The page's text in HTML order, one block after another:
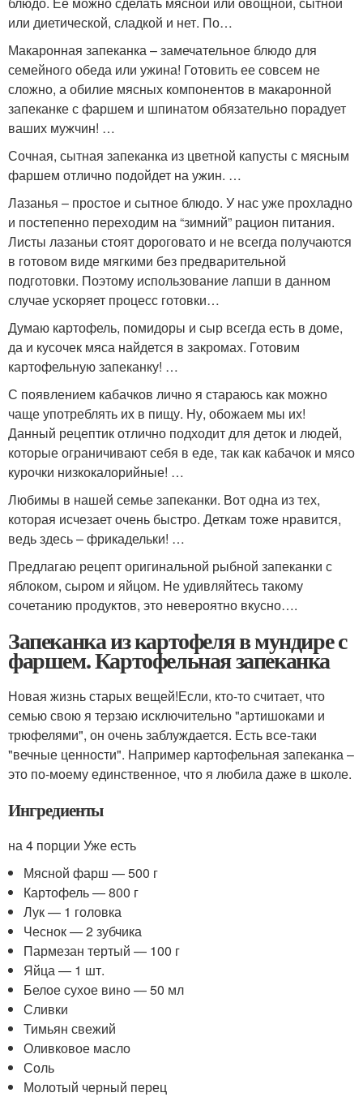
или диетической, сладкой и нет. По…
Макаронная запеканка – замечательное блюдо для
семейного обеда или ужина! Готовить ее совсем не
сложно, а обилие мясных компонентов в макаронной
запеканке с фаршем и шпинатом обязательно порадует
ваших мужчин! …
Сочная, сытная запеканка из цветной капусты с мясным
фаршем отлично подойдет на ужин. …
Лазанья – простое и сытное блюдо. У нас уже прохладно
и постепенно переходим на “зимний” рацион питания.
Листы лазаньи стоят дороговато и не всегда получаются
в готовом виде мягкими без предварительной
подготовки. Поэтому использование лапши в данном
случае ускоряет процесс готовки…
Думаю картофель, помидоры и сыр всегда есть в доме,
да и кусочек мяса найдется в закромах. Готовим
картофельную запеканку! …
С появлением кабачков лично я стараюсь как можно
чаще употреблять их в пищу. Ну, обожаем мы их!
Данный рецептик отлично подходит для деток и людей,
которые ограничивают себя в еде, так как кабачок и мясо
курочки низкокалорийные! …
Любимы в нашей семье запеканки. Вот одна из тех,
которая исчезает очень быстро. Деткам тоже нравится,
ведь здесь – фрикадельки! …
Предлагаю рецепт оригинальной рыбной запеканки с
яблоком, сыром и яйцом. Не удивляйтесь такому
сочетанию продуктов, это невероятно вкусно….
Запеканка из картофеля в мундире с
фаршем. Картофельная запеканка
Новая жизнь старых вещей!Если, кто-то считает, что
семью свою я терзаю исключительно "артишоками и
трюфелями", он очень заблуждается. Есть все-таки
"вечные ценности". Например картофельная запеканка –
это по-моему единственное, что я любила даже в школе.
Ингредиенты
на 4 порции Уже есть
Мясной фарш — 500 г
Картофель — 800 г
Лук — 1 головка
Чеснок — 2 зубчика
Пармезан тертый — 100 г
Яйца — 1 шт.
Белое сухое вино — 50 мл
Сливки
Тимьян свежий
Оливковое масло
Соль
Молотый черный перец